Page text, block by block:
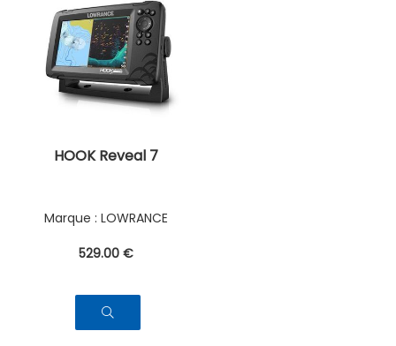
HOOK Reveal 7
LOWRANCE
529.00 €